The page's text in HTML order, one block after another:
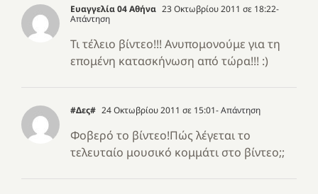
Ευαγγελία 04 Αθήνα 23 Οκτωβρίου 2011 σε 18:22-
Απάντηση
Τι τέλειο βίντεο!!! Ανυπομονούμε για τη
επομένη κατασκήνωση από τώρα!!! :)
#Δες# 24 Οκτωβρίου 2011 σε 15:01- Απάντηση
Φοβερό το βίντεο!Πώς λέγεται το
τελευταίο μουσικό κομμάτι στο βίντεο;;